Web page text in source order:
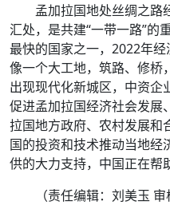
孟加拉国地处丝绸之路
汇处，是共建“一带一路”的
最快的国家之一，2022年
像一个大工地，筑路、修桥
出现现代化新城区，中资企
促进孟加拉国经济社会发展
拉国地方政府、农村发展和
国的投资和技术推动当地经
供的大力支持，中国正在帮
（责任编辑：刘美玉 审